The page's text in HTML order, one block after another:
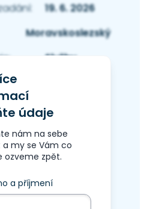
19. 6. 2026
Moravskoslezský
Služby
údaje
nám na sebe
my se Vám co
ozveme zpět.
a příjmení